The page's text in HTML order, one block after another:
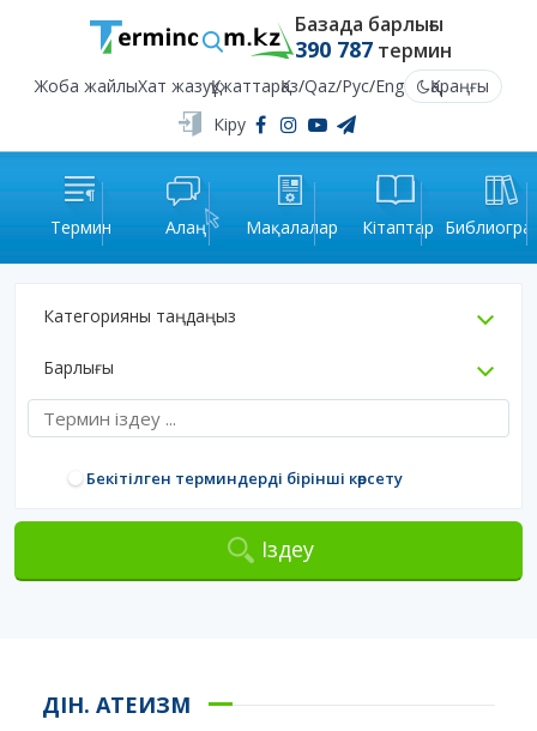
Базада барлығы
390 787термин
Жоба жайлыХат жазуҚұжаттарҚаз/Qaz/Рус/Eng
Қараңғы
Кіру
Термин Алаң Мақалалар Кітаптар
Категорияны таңдаңыз
Барлығы
Бекітілген терминдерді бірінші көрсету
Іздеу
ДІН. АТЕИЗМ